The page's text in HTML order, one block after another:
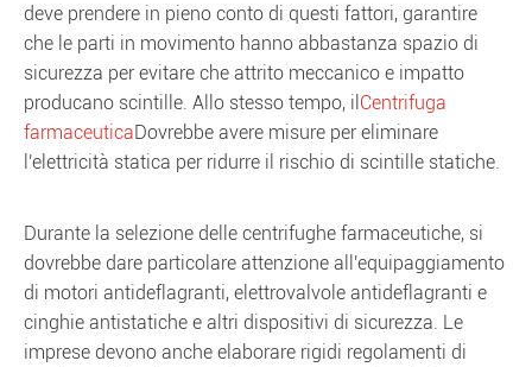
deve prendere in pieno conto di questi fattori, garantire
che le parti in movimento hanno abbastanza spazio di
sicurezza per evitare che attrito meccanico e impatto
producano scintille. Allo stesso tempo, il Centrifuga
farmaceuticaDovrebbe avere misure per eliminare
l'elettricità statica per ridurre il rischio di scintille statiche.
Durante la selezione delle centrifughe farmaceutiche, si
dovrebbe dare particolare attenzione all'equipaggiamento
di motori antideflagranti, elettrovalvole antideflagranti e
cinghie antistatiche e altri dispositivi di sicurezza. Le
imprese devono anche elaborare rigidi regolamenti di